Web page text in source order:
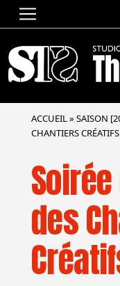
ACCUEIL» SAISON
CHANTIERS CRÉATIFS
des